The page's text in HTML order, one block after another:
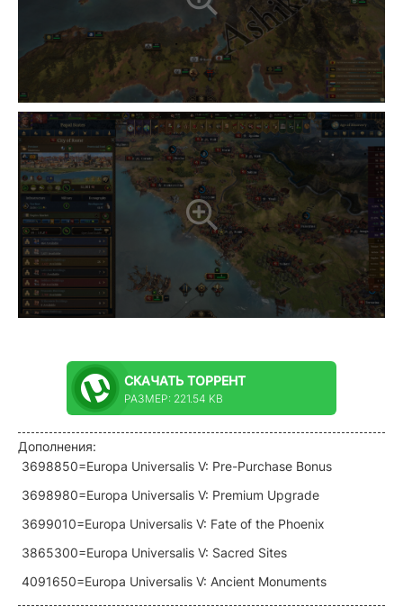
СКАЧАТЬ ТОРРЕНТ
РАЗМЕР: 221.54 KB
Дополнения:
3698850=Europa Universalis V: Pre-Purchase Bonus
3698980=Europa Universalis V: Premium Upgrade
3699010=Europa Universalis V: Fate of the Phoenix
3865300=Europa Universalis V: Sacred Sites
4091650=Europa Universalis V: Ancient Monuments